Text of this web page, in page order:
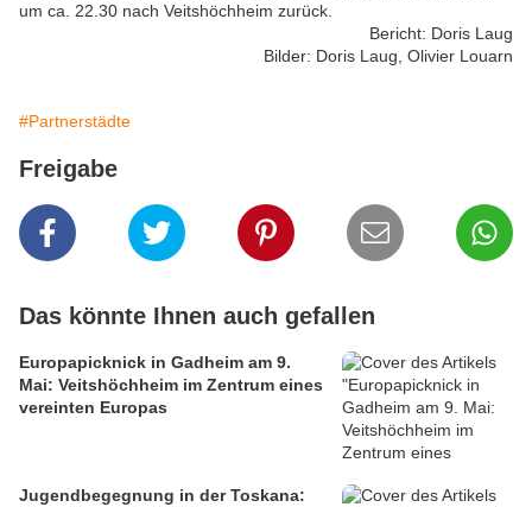
um ca. 22.30 nach Veitshöchheim zurück.
Bericht: Doris Laug
Bilder: Doris Laug, Olivier Louarn
#Partnerstädte
Freigabe
Das könnte Ihnen auch gefallen
Europapicknick in Gadheim am 9.
Mai: Veitshöchheim im Zentrum eines
vereinten Europas
Jugendbegegnung in der Toskana: